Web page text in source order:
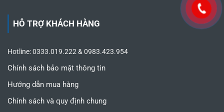
HỖ TRỢ KHÁCH HÀNG
Hotline: 0333.019.222 & 0983.423.954
Chính sách bảo mật thông tin
Hướng dẫn mua hàng
Chính sách và quy định chung